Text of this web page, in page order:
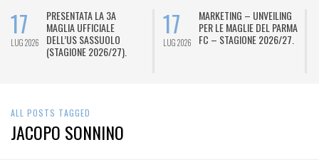
17
LUG 2026
PRESENTATA LA 3A
MAGLIA UFFICIALE
DELL’US SASSUOLO
(STAGIONE 2026/27).
17
LUG 2026
MARKETING – UNVEILING
PER LE MAGLIE DEL PARMA
FC – STAGIONE 2026/27.
ALL POSTS TAGGED
JACOPO SONNINO